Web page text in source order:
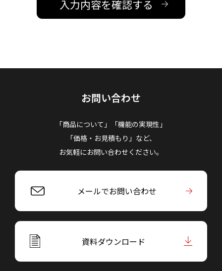
お問い合わせ
「商品について」「機能の実現性」
「価格・お見積もり」など、
お気軽にお問い合わせください。
メールでお問い合わせ
資料ダウンロード